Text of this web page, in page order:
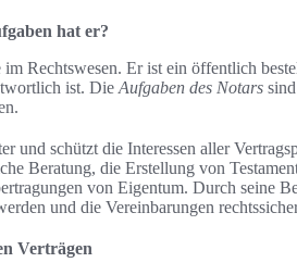
hat er?
Rechtswesen. Er ist ein öffentlich
ist. Die Aufgaben des Notars
und schützt die Interessen aller
Beratung, die Erstellung von
von Eigentum. Durch seine
und die Vereinbarungen
Verträgen